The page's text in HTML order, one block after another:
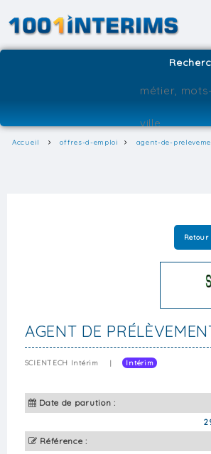
Accueil offres-d-emploi agent-de-
AGENT DE
SCIENTECH Intérim | Intérim
Date de parution :
Référence :